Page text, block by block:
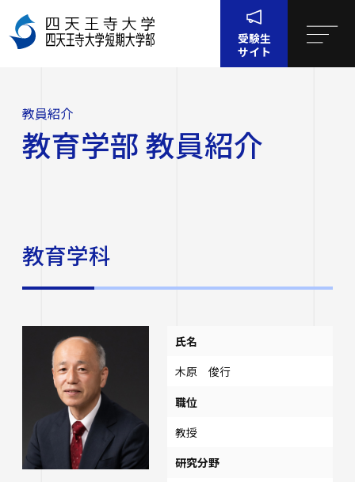
受験生
サイト
四天王寺大学について
四天王寺大学について
学長挨拶
沿革
大学学章・ロゴ・学歌・応援歌
教育研究上の目的・3つのポリシー
情報公開
教員紹介
文学部
社会学部
教育学部
経営学部
看護学部
学生生活
学費・奨学金
学費
奨学金
学費ローン
就職・キャリア支援
キャリアセンター
教職教育推進センター
講座案内・行事予定
研究・社会連携
図書館
国際交流
国際交流
グローバル教育センター（ランゲージプラザi
関連サイト
学校法人四天王寺学園
受験生の方
教員紹介
教育学部 教員紹介
教育学科
氏名
木原 俊行
職位
教授
研究分野